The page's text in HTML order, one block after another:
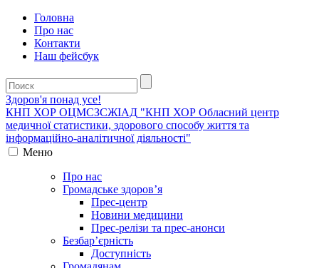
Головна
Про нас
Контакти
Наш фейсбук
Здоров'я понад усе!
КНП ХОР ОЦМСЗСЖIАД "КНП ХОР Обласний центр
медичної статистики, здорового способу життя та
інформаційно-аналітичної діяльності"
Меню
Про нас
Громадське здоров’я
Прес-центр
Новини медицини
Прес-релізи та прес-анонси
Безбар’єрність
Доступність